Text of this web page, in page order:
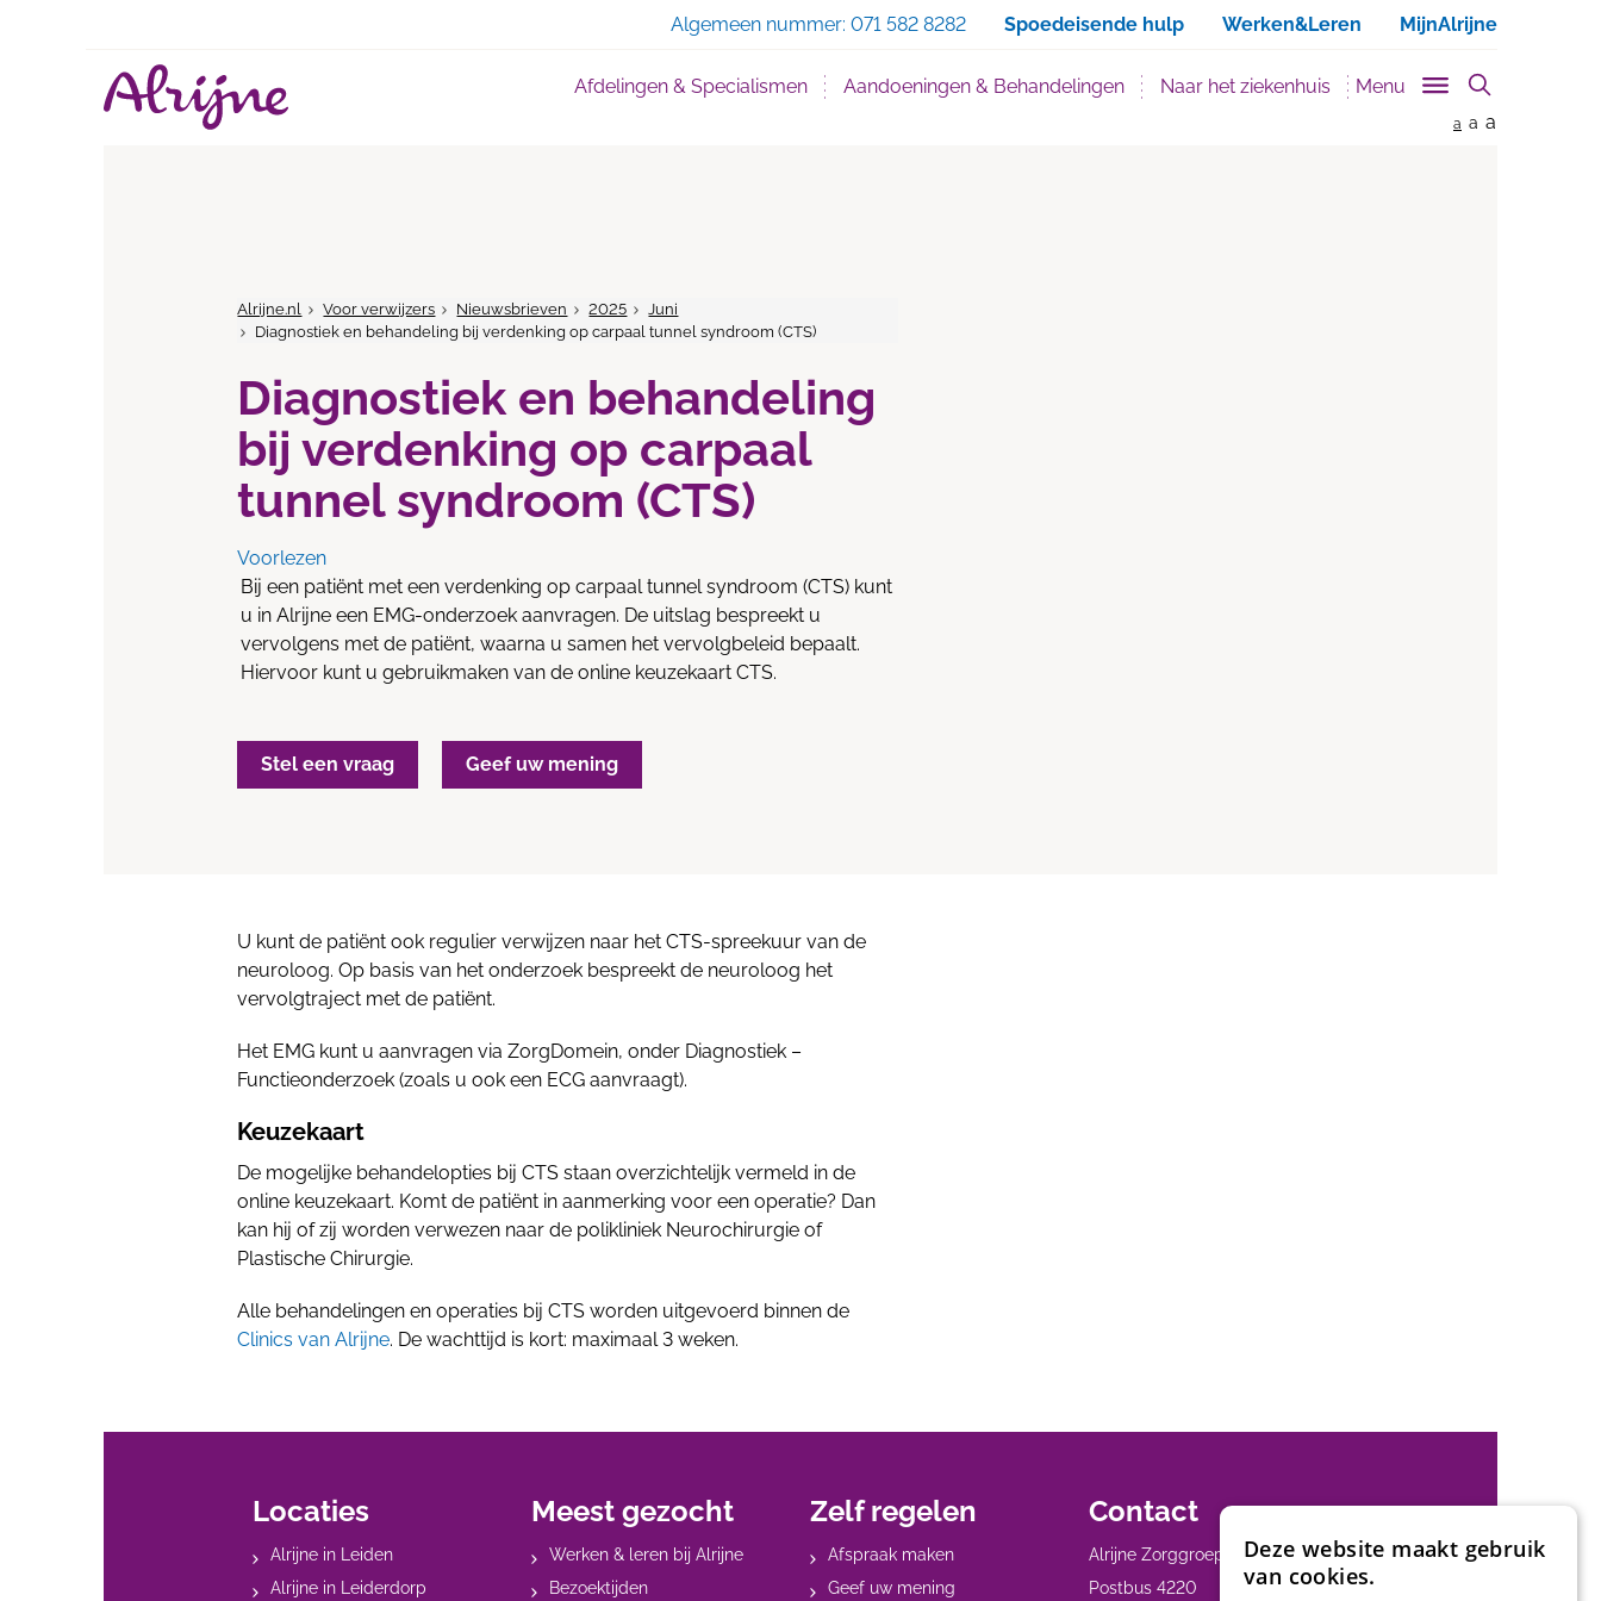
Algemeen nummer: 071 582 8282 Spoedeisende hulp Werken&Leren MijnAlrijne
Afdelingen & Specialismen Aandoeningen & Behandelingen Naar het ziekenhuis Menu
a a a
Alrijne.nl Voor verwijzers Nieuwsbrieven 2025
Juni
Diagnostiek en behandeling bij verdenking op carpaal tunnel syndroom (CTS)
Diagnostiek en behandeling
bij verdenking op carpaal
tunnel syndroom (CTS)
Voorlezen
Bij een patiënt met een verdenking op carpaal tunnel syndroom (CTS) kunt
u in Alrijne een EMG-onderzoek aanvragen. De uitslag bespreekt u
vervolgens met de patiënt, waarna u samen het vervolgbeleid bepaalt.
Hiervoor kunt u gebruikmaken van de online keuzekaart CTS.
Stel een vraag Geef uw mening
U kunt de patiënt ook regulier verwijzen naar het CTS-spreekuur van de
neuroloog. Op basis van het onderzoek bespreekt de neuroloog het
vervolgtraject met de patiënt.
Het EMG kunt u aanvragen via ZorgDomein, onder Diagnostiek –
Functieonderzoek (zoals u ook een ECG aanvraagt).
Keuzekaart
De mogelijke behandelopties bij CTS staan overzichtelijk vermeld in de
online keuzekaart. Komt de patiënt in aanmerking voor een operatie? Dan
kan hij of zij worden verwezen naar de polikliniek Neurochirurgie of
Plastische Chirurgie.
Alle behandelingen en operaties bij CTS worden uitgevoerd binnen de
Clinics van Alrijne. De wachttijd is kort: maximaal 3 weken.
Locaties
Alrijne in Leiden
Alrijne in Leiderdorp
Meest gezocht
Werken & leren bij Alrijne
Bezoektijden
Zelf regelen
Afspraak maken
Geef uw mening
Contact
Alrijne Zorggroep
Postbus 4220
Deze website maakt gebruik
van cookies.